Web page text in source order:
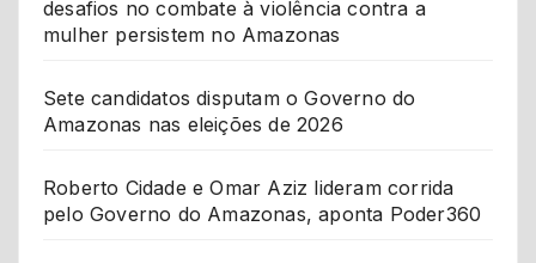
desafios no combate à violência contra a
mulher persistem no Amazonas
Sete candidatos disputam o Governo do
Amazonas nas eleições de 2026
Roberto Cidade e Omar Aziz lideram corrida
pelo Governo do Amazonas, aponta Poder360